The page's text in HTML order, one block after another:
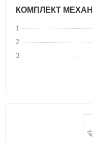
КОМПЛЕКТ
1
2
3